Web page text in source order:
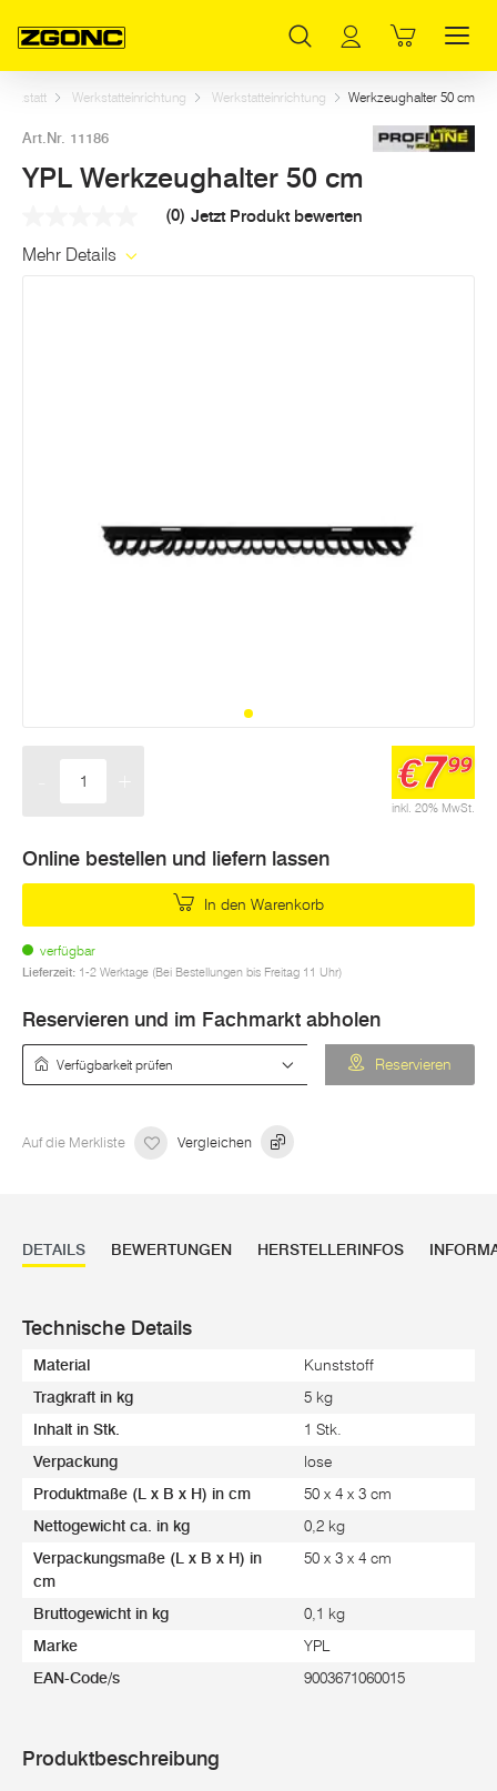
Werkstatteinrichtung Werkstatteinrichtung Werkzeughalter 50 cm
Art.Nr. 11186
YPL Werkzeughalter 50 cm
Link
(0) Jetzt Produkt bewerten
Mehr Details
inkl. 20% MwSt.
€799
Online bestellen und liefern lassen
In den Warenkorb
verfügbar
Lieferzeit: 1-2 Werktage (Bei Bestellungen bis Freitag 11 Uhr)
Reservieren und im Fachmarkt abholen
Reservieren
Auf die Merkliste Vergleichen
DETAILS BEWERTUNGEN HERSTELLERINFOS
Technische Details
Material Kunststoff
Tragkraft in kg 5 kg
Inhalt in Stk. 1 Stk.
Verpackung lose
Produktmaße (L x B x H) in cm 50 x 4 x 3 cm
Nettogewicht ca. in kg 0,2 kg
Verpackungsmaße (L x B x H) in
cm
50 x 3 x 4 cm
Bruttogewicht in kg 0,1 kg
Marke YPL
EAN-Code/s 9003671060015
Produktbeschreibung